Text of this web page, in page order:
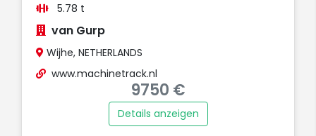
5.78 t
van Gurp
Wijhe, NETHERLANDS
www.machinetrack.nl
9750 €
Details anzeigen